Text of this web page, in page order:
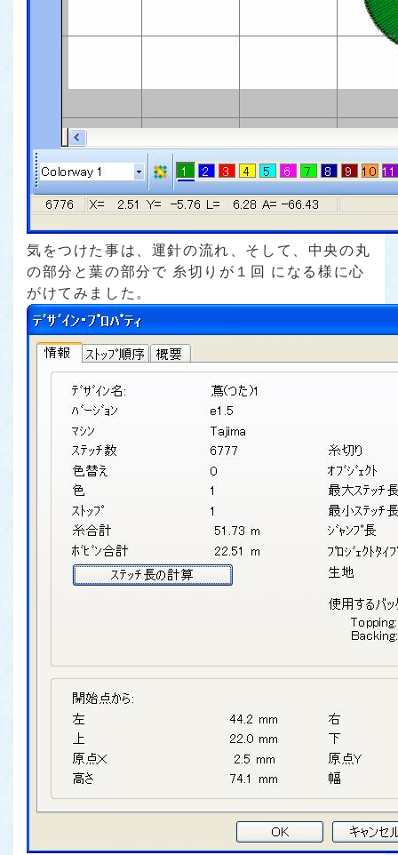
気をつけた事は、運針の流れ、そして、中央の丸
の部分と葉の部分で 糸切りが１回 になる様に心
がけてみました。